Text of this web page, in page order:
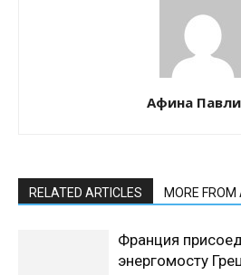
Афина
RELATED ARTICLES MORE
Франция
энергомосту